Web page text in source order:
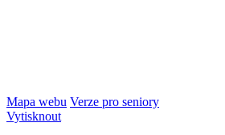
Mapa webu Verze pro seniory
Vytisknout